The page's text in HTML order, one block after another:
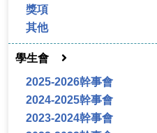
獎項
其他
學生會
2025-2026幹事會
2024-2025幹事會
2023-2024幹事會